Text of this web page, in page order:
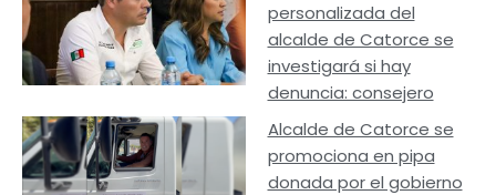
personalizada del
alcalde de Catorce se
investigará si hay
denuncia: consejero
Alcalde de Catorce se
promociona en pipa
donada por el gobierno